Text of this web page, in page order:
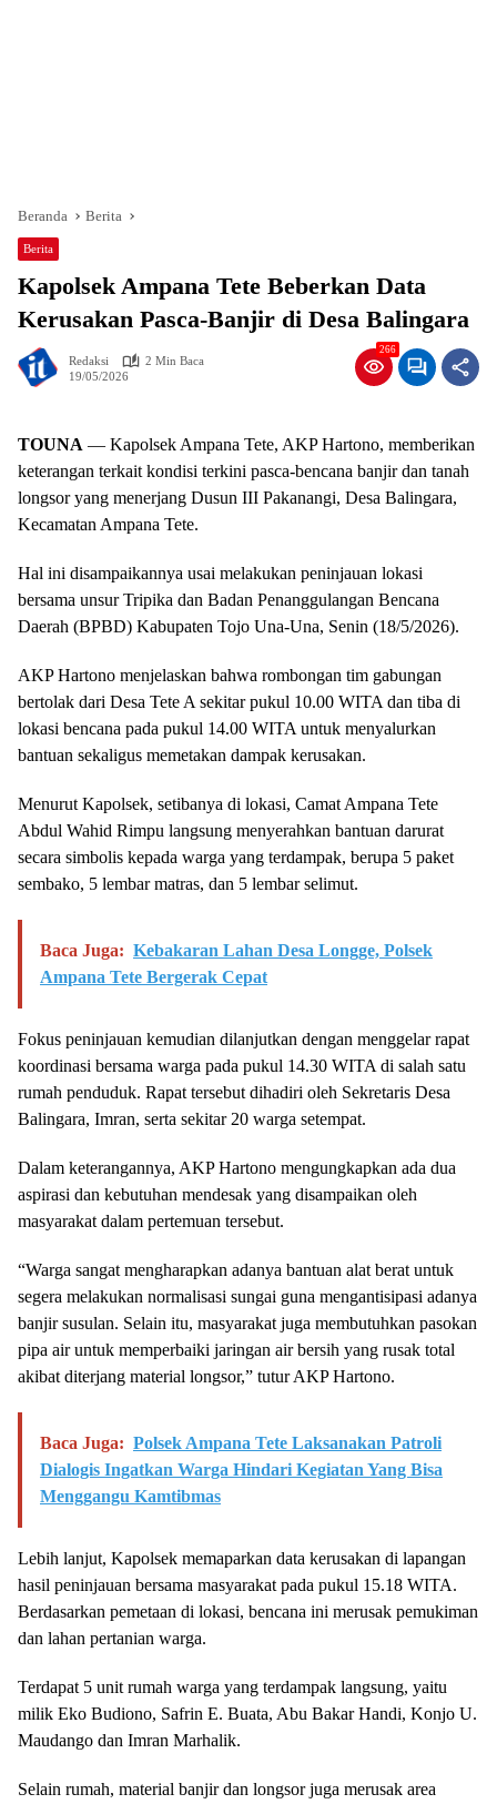
Beranda Berita
Berita
Kapolsek Ampana Tete Beberkan Data
Kerusakan Pasca-Banjir di Desa Balingara
Redaksi
2 Min Baca
19/05/2026
266
TOUNA — Kapolsek Ampana Tete, AKP Hartono, memberikan
keterangan terkait kondisi terkini pasca-bencana banjir dan tanah
longsor yang menerjang Dusun III Pakanangi, Desa Balingara,
Kecamatan Ampana Tete.
Hal ini disampaikannya usai melakukan peninjauan lokasi
bersama unsur Tripika dan Badan Penanggulangan Bencana
Daerah (BPBD) Kabupaten Tojo Una-Una, Senin (18/5/2026).
AKP Hartono menjelaskan bahwa rombongan tim gabungan
bertolak dari Desa Tete A sekitar pukul 10.00 WITA dan tiba di
lokasi bencana pada pukul 14.00 WITA untuk menyalurkan
bantuan sekaligus memetakan dampak kerusakan.
Menurut Kapolsek, setibanya di lokasi, Camat Ampana Tete
Abdul Wahid Rimpu langsung menyerahkan bantuan darurat
secara simbolis kepada warga yang terdampak, berupa 5 paket
sembako, 5 lembar matras, dan 5 lembar selimut.
Baca Juga: Kebakaran Lahan Desa Longge, Polsek
Ampana Tete Bergerak Cepat
Fokus peninjauan kemudian dilanjutkan dengan menggelar rapat
koordinasi bersama warga pada pukul 14.30 WITA di salah satu
rumah penduduk. Rapat tersebut dihadiri oleh Sekretaris Desa
Balingara, Imran, serta sekitar 20 warga setempat.
Dalam keterangannya, AKP Hartono mengungkapkan ada dua
aspirasi dan kebutuhan mendesak yang disampaikan oleh
masyarakat dalam pertemuan tersebut.
“Warga sangat mengharapkan adanya bantuan alat berat untuk
segera melakukan normalisasi sungai guna mengantisipasi adanya
banjir susulan. Selain itu, masyarakat juga membutuhkan pasokan
pipa air untuk memperbaiki jaringan air bersih yang rusak total
akibat diterjang material longsor,” tutur AKP Hartono.
Baca Juga: Polsek Ampana Tete Laksanakan Patroli
Dialogis Ingatkan Warga Hindari Kegiatan Yang Bisa
Menggangu Kamtibmas
Lebih lanjut, Kapolsek memaparkan data kerusakan di lapangan
hasil peninjauan bersama masyarakat pada pukul 15.18 WITA.
Berdasarkan pemetaan di lokasi, bencana ini merusak pemukiman
dan lahan pertanian warga.
Terdapat 5 unit rumah warga yang terdampak langsung, yaitu
milik Eko Budiono, Safrin E. Buata, Abu Bakar Handi, Konjo U.
Maudango dan Imran Marhalik.
Selain rumah, material banjir dan longsor juga merusak area